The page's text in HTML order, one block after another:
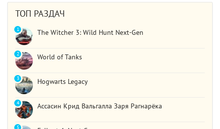
Должно быть все норм..
ТОП РАЗДАЧ
The Witcher 3: Wild Hunt Next-Gen
1
World of Tanks
2
Hogwarts Legacy
3
Ассасин Крид Вальгалла Заря Рагнарёка
4
5